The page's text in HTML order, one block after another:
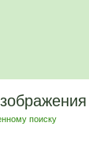
поиску